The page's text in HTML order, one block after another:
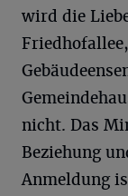
wird die
nicht. Das
Beziehung
Anmeldung